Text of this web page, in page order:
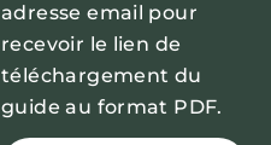
adresse email pour
recevoir le lien de
téléchargement du
guide au format PDF.